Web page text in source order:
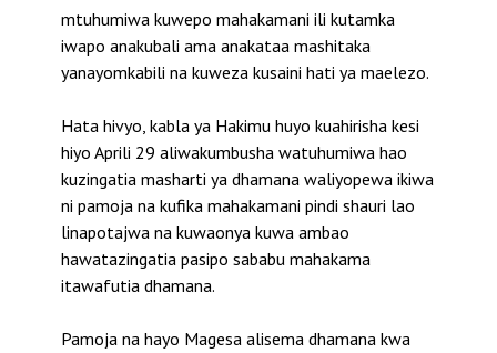
mtuhumiwa kuwepo mahakamani ili kutamka
iwapo anakubali ama anakataa mashitaka
yanayomkabili na kuweza kusaini hati ya maelezo.
Hata hivyo, kabla ya Hakimu huyo kuahirisha kesi
hiyo Aprili 29 aliwakumbusha watuhumiwa hao
kuzingatia masharti ya dhamana waliyopewa ikiwa
ni pamoja na kufika mahakamani pindi shauri lao
linapotajwa na kuwaonya kuwa ambao
hawatazingatia pasipo sababu mahakama
itawafutia dhamana.
Pamoja na hayo Magesa alisema dhamana kwa